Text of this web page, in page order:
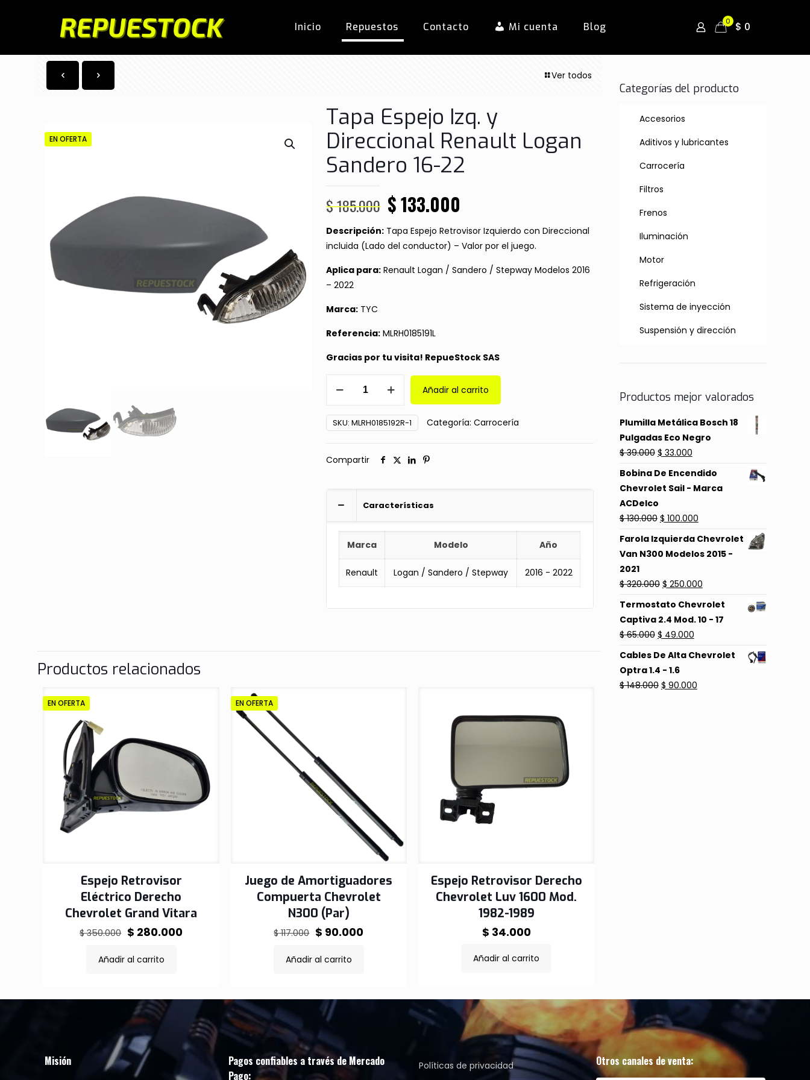
Inicio Repuestos Contacto Mi cuenta Blog 0 $ 0
Ver todos
EN OFERTA
Tapa Espejo Izq. y
Direccional Renault Logan
Sandero 16-22
$185.000 El
precio
original
era:
$ 185.000.
$133.000
precio
actual
es:
$ 133.000.
Descripción: Tapa Espejo Retrovisor Izquierdo con Direccional
incluida (Lado del conductor) – Valor por el juego.
Aplica para: Renault Logan / Sandero / Stepway Modelos 2016
– 2022
Marca: TYC
Referencia: MLRH0185191L
Gracias por tu visita! RepueStock SAS
y
Renault
Sandero
16-
cantidad
Añadir al carrito
SKU:MLRH0185192R-1 Categoría:Carrocería
Compartir
Características
Marca Modelo Año
Renault Logan / Sandero / Stepway 2016 - 2022
Productos relacionados
EN OFERTA
Espejo Retrovisor
Eléctrico Derecho
Chevrolet Grand Vitara
$350.000 El
original
$ 280.000El
Añadir al carrito
EN OFERTA
Juego de Amortiguadores
Compuerta Chevrolet
N300 (Par)
$117.000 El
original
$ 90.000El
Añadir al carrito
Espejo Retrovisor Derecho
Chevrolet Luv 1600 Mod.
1982-1989
$ 34.000
Añadir al carrito
Categorías del producto
Accesorios
Aditivos y lubricantes
Carrocería
Filtros
Frenos
Iluminación
Motor
Refrigeración
Sistema de inyección
Suspensión y dirección
Productos mejor valorados
Plumilla Metálica Bosch 18
Pulgadas Eco Negro
$39.000 El
precio
original
$ 39.000.
$ 33.000El
precio
actual
$ 33.000.
Bobina De Encendido
Chevrolet Sail - Marca
ACDelco
$130.000 El
precio
original
$ 130.000.
$ 100.000El
precio
actual
$ 100.000.
Farola Izquierda Chevrolet
Van N300 Modelos 2015 -
2021
$320.000 El
precio
original
era:
$ 250.000El
precio
actual
Termostato Chevrolet
Captiva 2.4 Mod. 10 - 17
$65.000 El
precio
original
era:
$ 49.000El
precio
es:
Cables De Alta Chevrolet
Optra 1.4 - 1.6
$148.000 El
$ 90.000El
Misión
Pagos confiables a través de Mercado
Pago:
Políticas de privacidad Otros canales de venta: